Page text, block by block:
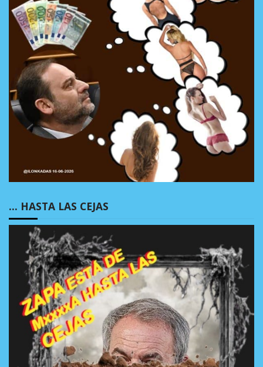
… HASTA LAS CEJAS